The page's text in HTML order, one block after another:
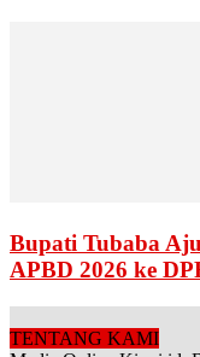
Bupati Tubaba
APBD 2026 ke
TENTANG KAMI